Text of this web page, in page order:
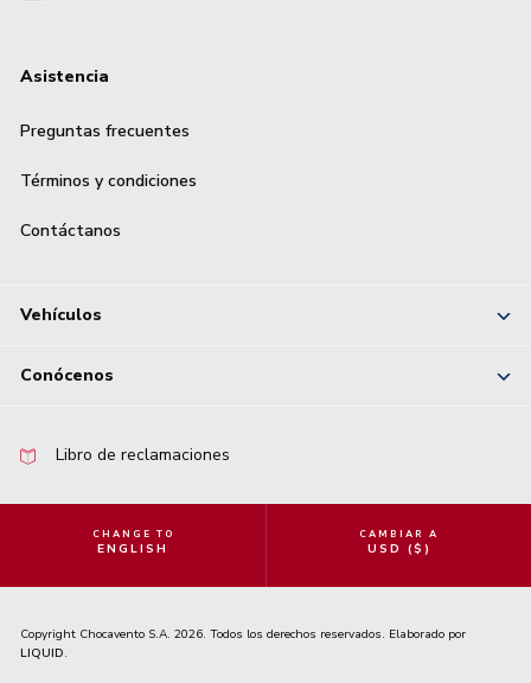
Asistencia
Preguntas frecuentes
Términos y condiciones
Contáctanos
Vehículos
Conócenos
Libro de reclamaciones
CHANGE TO
ENGLISH
CAMBIAR A
USD ($)
Copyright Chocavento S.A. 2026. Todos los derechos reservados. Elaborado por
LIQUID.